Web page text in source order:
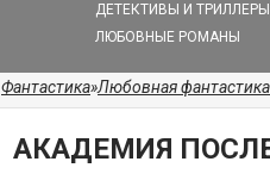
ДЕТЕКТИВЫ И ТРИЛЛЕРЫ
ЛЮБОВНЫЕ РОМАНЫ
Фантастика»Любовная фантастика
АКАДЕМИЯ